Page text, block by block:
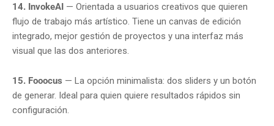
14. InvokeAI — Orientada a usuarios creativos que quieren
flujo de trabajo más artístico. Tiene un canvas de edición
integrado, mejor gestión de proyectos y una interfaz más
visual que las dos anteriores.
15. Fooocus — La opción minimalista: dos sliders y un botón
de generar. Ideal para quien quiere resultados rápidos sin
configuración.